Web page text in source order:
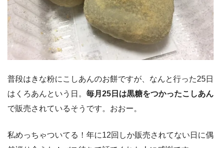
普段はきな粉にこしあんのお餅ですが、なんと行った25日
はくろあんという日。 毎月25日は黒糖をつかったこしあん
で販売されているそうです。おおー。
私めっちゃついてる！年に12回しか販売されてない日に偶